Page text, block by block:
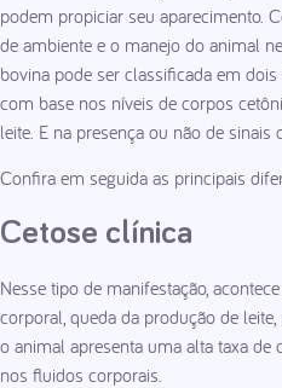
podem propiciar seu aparecimento.
de ambiente e o manejo do animal
bovina pode ser classificada em
com base nos níveis de corpos
leite. E na presença ou não de sinais
Confira em seguida as principais
Cetose clínica
Nesse tipo de manifestação,
corporal, queda da produção de
o animal apresenta uma alta taxa de
nos fluidos corporais.